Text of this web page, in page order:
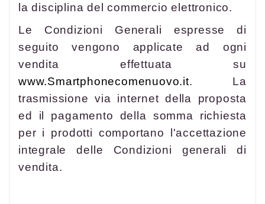
la disciplina del commercio elettronico.
Le Condizioni Generali espresse di
seguito vengono applicate ad ogni
vendita effettuata su
www.Smartphonecomenuovo.it. La
trasmissione via internet della proposta
ed il pagamento della somma richiesta
per i prodotti comportano l'accettazione
integrale delle Condizioni generali di
vendita.